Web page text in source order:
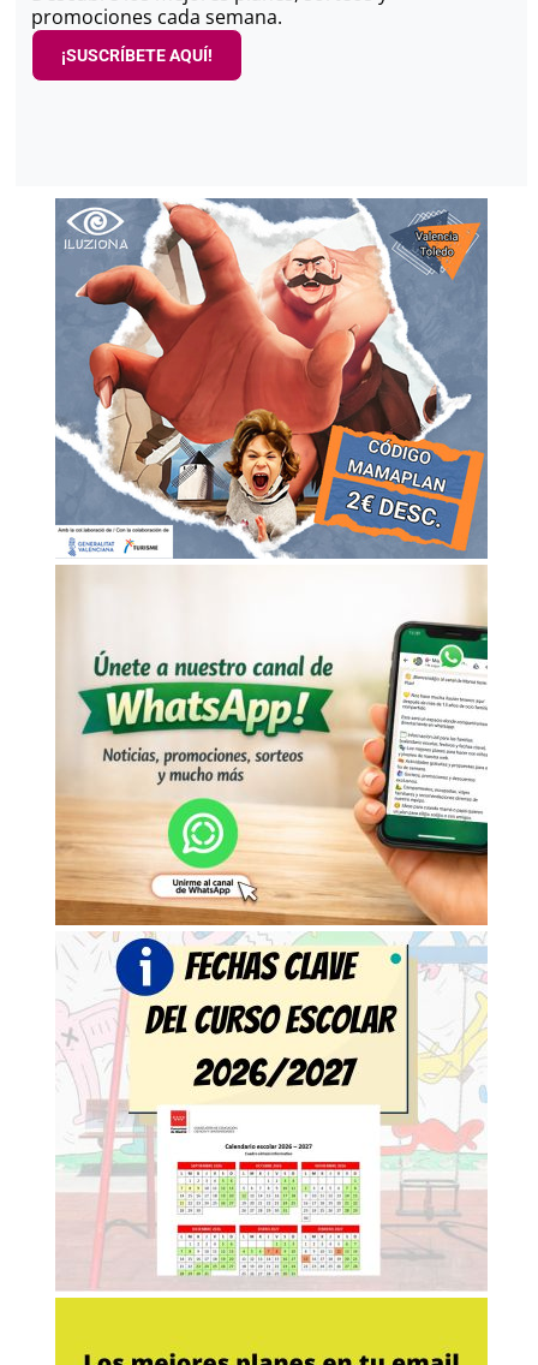
promociones cada semana.
¡SUSCRÍBETE AQUÍ!